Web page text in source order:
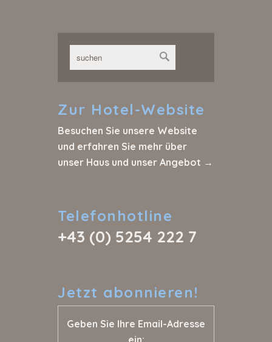
Zur Hotel-Website
Besuchen Sie unsere Website
und erfahren Sie mehr über
unser Haus und unser Angebot →
Telefonhotline
+43 (0) 5254 222 7
Jetzt abonnieren!
Geben Sie Ihre Email-Adresse